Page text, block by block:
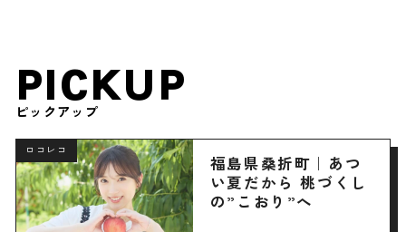
PICKUP
ピックアップ
ロコレコ
福島県桑折町｜あつ
い夏だから 桃づくし
の”こおり”へ